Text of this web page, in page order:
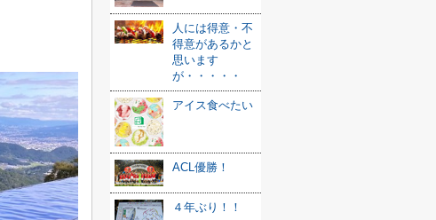
人には得意・不
得意があるかと
思います
が・・・・・
アイス食べたい
ACL優勝！
４年ぶり！！